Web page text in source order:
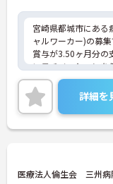
宮崎県都城市にある
ャルワーカー)の募集
賞与が3.50ヶ月分の
いモチベーション
残業は月10時間程
い方におすすめです
ご興味のある方には
に詳細をお話しいた
さい！
詳細を
医療法人倫生会 三州病